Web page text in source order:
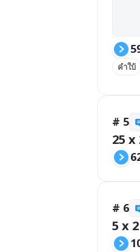
คำใบ้
# 5
25 x
# 6
5 x